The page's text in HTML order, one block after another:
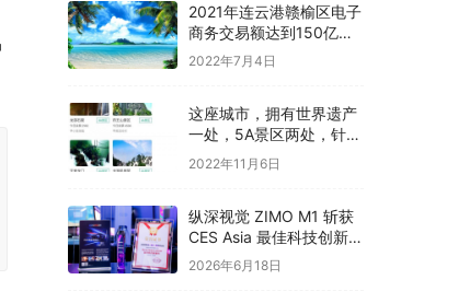
2021年连云港赣榆区电子
商务交易额达到150亿
元，快递出口量达到1.08
2022年7月4日
这座城市，拥有世界遗产
一处，5A景区两处，针对
全国游客免费开放
2022年11月6日
纵深视觉 ZIMO M1 斩获
CES Asia 最佳科技创新奖
全栈自研开启光场 3D 大
众消费时代
2026年6月18日